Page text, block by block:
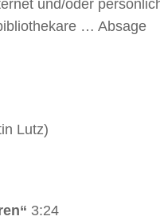
und/oder
… Absage
Lutz)
3:24